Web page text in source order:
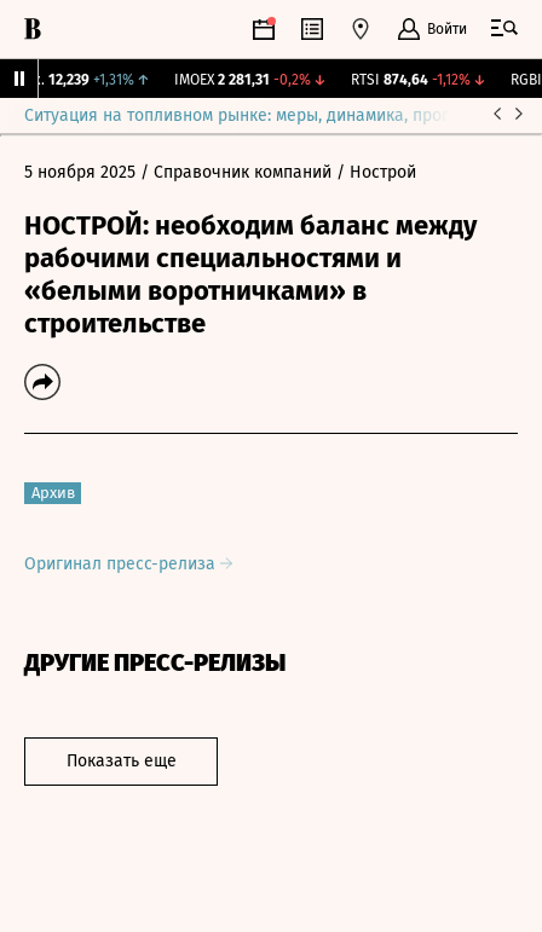
Войти
12,239 +1,31% ↑ IMOEX 2 281,31 -0,2%↓ RTSI 874,64 -1,12%↓ RGBI
Ситуация на топливном рынке: меры, динамика, прогнозы
5 ноября 2025 / Справочник компаний / Нострой
НОСТРОЙ: необходим баланс между
рабочими специальностями и
«белыми воротничками» в
строительстве
Архив
Оригинал пресс-релиза
ДРУГИЕ ПРЕСС-РЕЛИЗЫ
Показать еще